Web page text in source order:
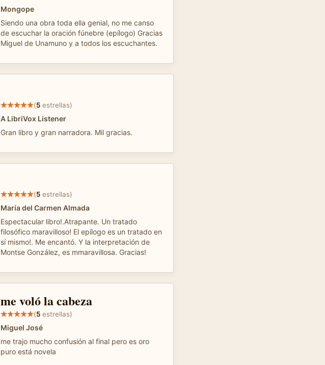
Mongope
Siendo una obra toda ella genial, no me canso
de escuchar la oración fúnebre (epílogo) Gracias
Miguel de Unamuno y a todos los escuchantes.
(5 estrellas)
A LibriVox Listener
Gran libro y gran narradora. Mil gracias.
(5 estrellas)
María del Carmen Almada
Espectacular libro!.Atrapante. Un tratado
filosófico maravilloso! El epílogo es un tratado en
sí mismo!. Me encantó. Y la interpretación de
Montse González, es mmaravillosa. Gracias!
me voló la cabeza
(5 estrellas)
Miguel José
me trajo mucho confusión al final pero es oro
puro está novela